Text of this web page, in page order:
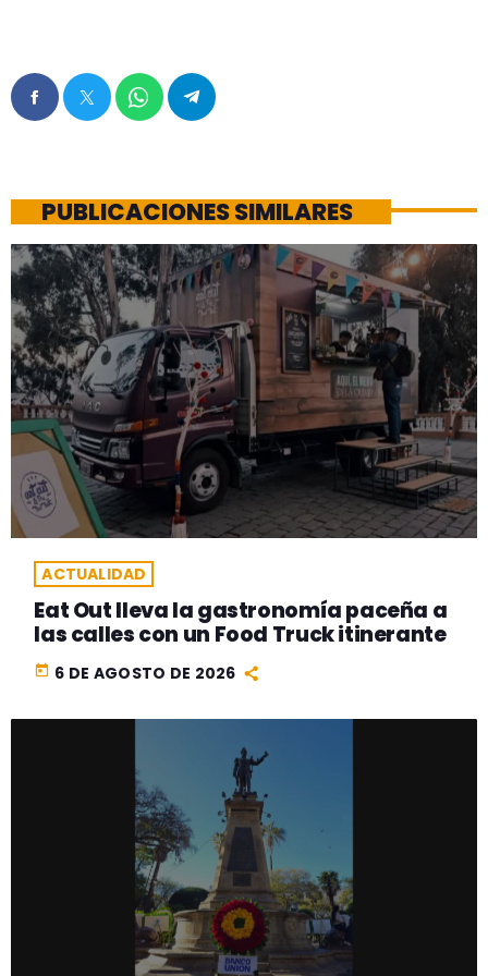
PUBLICACIONES SIMILARES
ACTUALIDAD
Eat Out lleva la gastronomía paceña a
las calles con un Food Truck itinerante
today 6 DE AGOSTO DE 2026